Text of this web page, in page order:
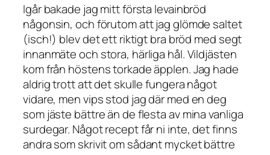
Igår bakade jag mitt första levainbröd
någonsin, och förutom att jag glömde saltet
(isch!) blev det ett riktigt bra bröd med segt
innanmäte och stora, härliga hål. Vildjästen
kom från höstens torkade äpplen. Jag hade
aldrig trott att det skulle fungera något
vidare, men vips stod jag där med en deg
som jäste bättre än de flesta av mina vanliga
surdegar. Något recept får ni inte, det finns
andra som skrivit om sådant mycket bättre